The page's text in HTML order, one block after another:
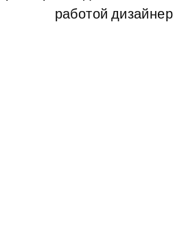
работой